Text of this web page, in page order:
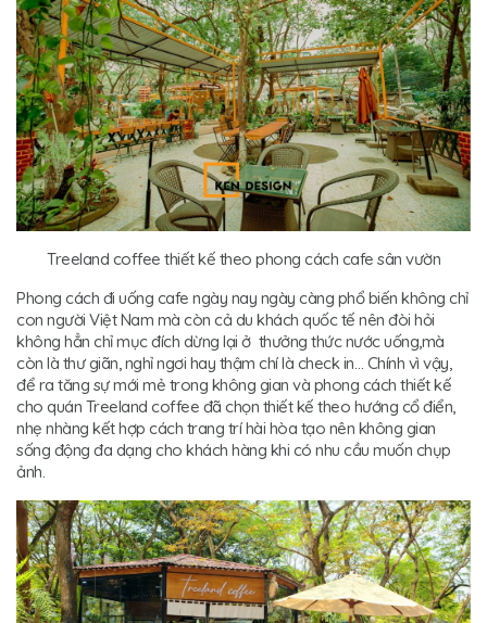
Treeland coffee thiết kế theo phong cách cafe sân vườn
Phong cách đi uống cafe ngày nay ngày càng phổ biến không chỉ
con người Việt Nam mà còn cả du khách quốc tế nên đòi hỏi
không hẳn chỉ mục đích dừng lại ở thưởng thức nước uống,mà
còn là thư giãn, nghỉ ngơi hay thậm chí là check in… Chính vì vậy,
để ra tăng sự mới mẻ trong không gian và phong cách thiết kế
cho quán Treeland coffee đã chọn thiết kế theo hướng cổ điển,
nhẹ nhàng kết hợp cách trang trí hài hòa tạo nên không gian
sống động đa dạng cho khách hàng khi có nhu cầu muốn chụp
ảnh.